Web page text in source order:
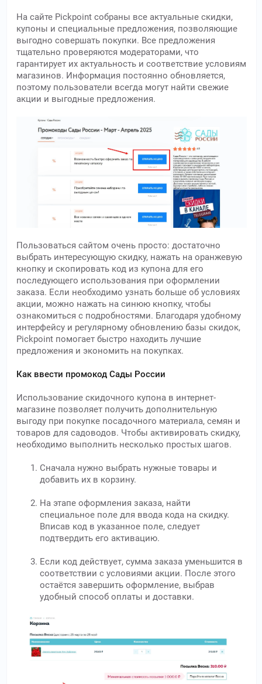
На сайте Pickpoint собраны все актуальные скидки,
купоны и специальные предложения, позволяющие
выгодно совершать покупки. Все предложения
тщательно проверяются модераторами, что
гарантирует их актуальность и соответствие условиям
магазинов. Информация постоянно обновляется,
поэтому пользователи всегда могут найти свежие
акции и выгодные предложения.
Пользоваться сайтом очень просто: достаточно
выбрать интересующую скидку, нажать на оранжевую
кнопку и скопировать код из купона для его
последующего использования при оформлении
заказа. Если необходимо узнать больше об условиях
акции, можно нажать на синюю кнопку, чтобы
ознакомиться с подробностями. Благодаря удобному
интерфейсу и регулярному обновлению базы скидок,
Pickpoint помогает быстро находить лучшие
предложения и экономить на покупках.
Как ввести промокод Сады России
Использование скидочного купона в интернет-
магазине позволяет получить дополнительную
выгоду при покупке посадочного материала, семян и
товаров для садоводов. Чтобы активировать скидку,
необходимо выполнить несколько простых шагов.
Сначала нужно выбрать нужные товары и
добавить их в корзину.
На этапе оформления заказа, найти
специальное поле для ввода кода на скидку.
Вписав код в указанное поле, следует
подтвердить его активацию.
Если код действует, сумма заказа уменьшится в
соответствии с условиями акции. После этого
остаётся завершить оформление, выбрав
удобный способ оплаты и доставки.